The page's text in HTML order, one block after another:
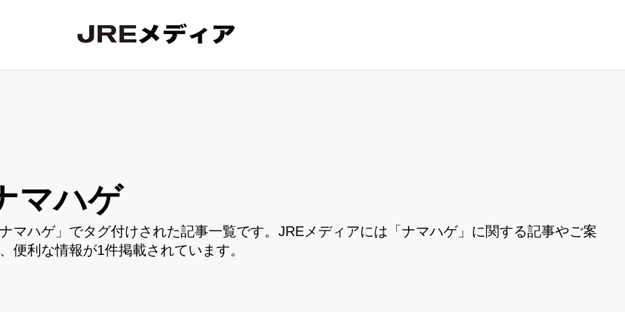
マハゲ
マハゲ」でタグ付けされた記事一覧です。JREメディアには「ナマハゲ」に関する記事やご案
便利な情報が1件掲載されています。